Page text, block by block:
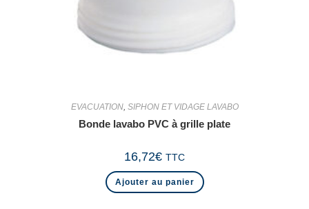
EVACUATION, SIPHON ET VIDAGE LAVABO
Bonde lavabo PVC à grille plate
16,72€ TTC
Ajouter au panier